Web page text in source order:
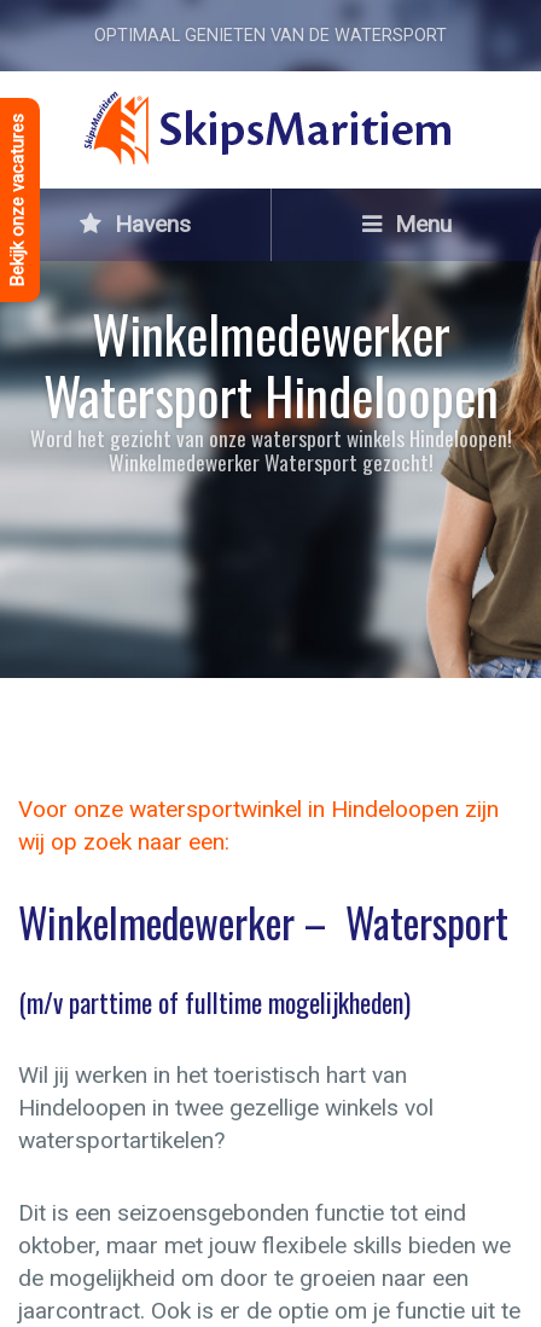
OPTIMAAL GENIETEN VAN DE WATERSPORT
Havens Menu
Winkelmedewerker
Watersport Hindeloopen
Word het gezicht van onze watersport winkels Hindeloopen!
Winkelmedewerker Watersport gezocht!
Voor onze watersportwinkel in Hindeloopen zijn
wij op zoek naar een:
Winkelmedewerker – Watersport
(m/v parttime of fulltime mogelijkheden)
Wil jij werken in het toeristisch hart van
Hindeloopen in twee gezellige winkels vol
watersportartikelen?
Dit is een seizoensgebonden functie tot eind
oktober, maar met jouw flexibele skills bieden we
de mogelijkheid om door te groeien naar een
jaarcontract. Ook is er de optie om je functie uit te
Bekijk onze vacatures